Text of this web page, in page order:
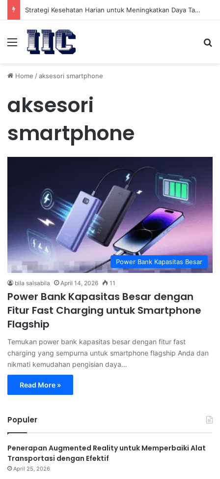
Strategi Kesehatan Harian untuk Meningkatkan Daya Tahan Tubuh dalam Beraktivitas
Menu
Home /aksesori smartphone
aksesori
smartphone
Power Bank Kapasitas Besar
bila salsabila April 14, 2026 11
Power Bank Kapasitas Besar dengan
Fitur Fast Charging untuk Smartphone
Flagship
Temukan power bank kapasitas besar dengan fitur fast
charging yang sempurna untuk smartphone flagship Anda dan
nikmati kemudahan pengisian daya…
Read More »
Populer
Penerapan Augmented Reality untuk Memperbaiki Alat
Transportasi dengan Efektif
April 25, 2026